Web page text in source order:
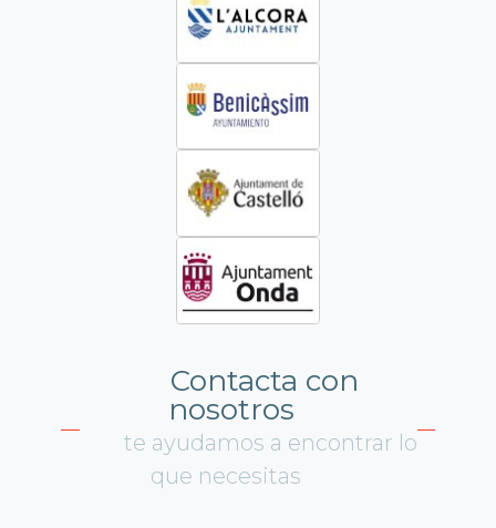
Contacta con
nosotros
te ayudamos a encontrar lo
que necesitas